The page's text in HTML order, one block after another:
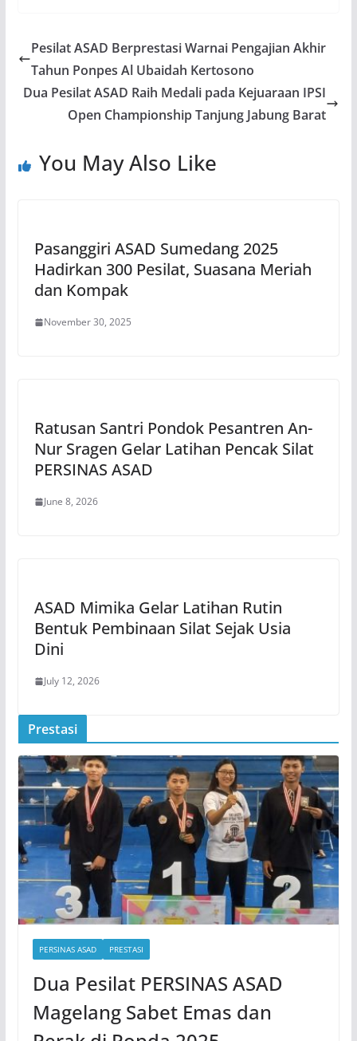
Pesilat ASAD Berprestasi Warnai Pengajian Akhir
Tahun Ponpes Al Ubaidah Kertosono
Dua Pesilat ASAD Raih Medali pada Kejuaraan IPSI
Open Championship Tanjung Jabung Barat
You May Also Like
Pasanggiri ASAD Sumedang 2025
Hadirkan 300 Pesilat, Suasana Meriah
dan Kompak
November 30, 2025
Ratusan Santri Pondok Pesantren An-
Nur Sragen Gelar Latihan Pencak Silat
PERSINAS ASAD
June 8, 2026
ASAD Mimika Gelar Latihan Rutin
Bentuk Pembinaan Silat Sejak Usia
Dini
July 12, 2026
Prestasi
PERSINAS ASAD PRESTASI
Dua Pesilat PERSINAS ASAD
Magelang Sabet Emas dan